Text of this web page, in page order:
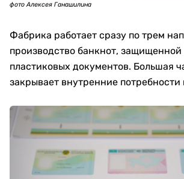
фото Алексея Ганашилина
Фабрика работает сразу по трем
производство банкнот,
пластиковых документов. Большая
закрывает внутренние потребности